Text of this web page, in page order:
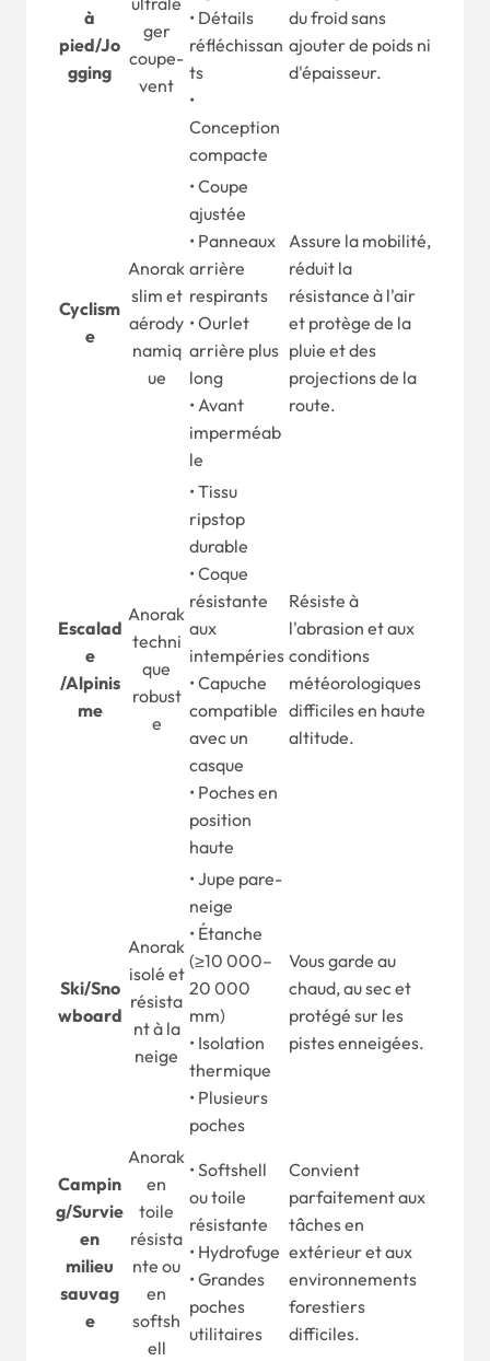
à
pied/Jo
gging
ger
coupe-
vent
• Détails
réfléchissan
ts
•
Conception
compacte
du froid sans
ajouter de poids ni
d'épaisseur.
Cyclism
e
Anorak
slim et
aérody
namiq
ue
• Coupe
ajustée
• Panneaux
arrière
respirants
• Ourlet
arrière plus
long
• Avant
imperméab
le
Assure la mobilité,
réduit la
résistance à l'air
et protège de la
pluie et des
projections de la
route.
Escalad
e
/Alpinis
me
Anorak
techni
que
robust
e
• Tissu
ripstop
durable
• Coque
résistante
aux
intempéries
• Capuche
compatible
avec un
casque
• Poches en
position
haute
Résiste à
l'abrasion et aux
conditions
météorologiques
difficiles en haute
altitude.
Ski/Sno
wboard
Anorak
isolé et
résista
nt à la
neige
• Jupe pare-
neige
• Étanche
(≥10 000–
20 000
mm)
• Isolation
thermique
• Plusieurs
poches
Vous garde au
chaud, au sec et
protégé sur les
pistes enneigées.
Campin
g/Survie
en
milieu
sauvag
e
Anorak
en
toile
résista
nte ou
en
softsh
ell
• Softshell
ou toile
résistante
• Hydrofuge
• Grandes
poches
utilitaires
Convient
parfaitement aux
tâches en
extérieur et aux
environnements
forestiers
difficiles.